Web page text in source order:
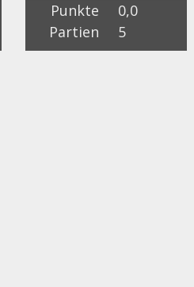
Punkte
0,0
Partien
5